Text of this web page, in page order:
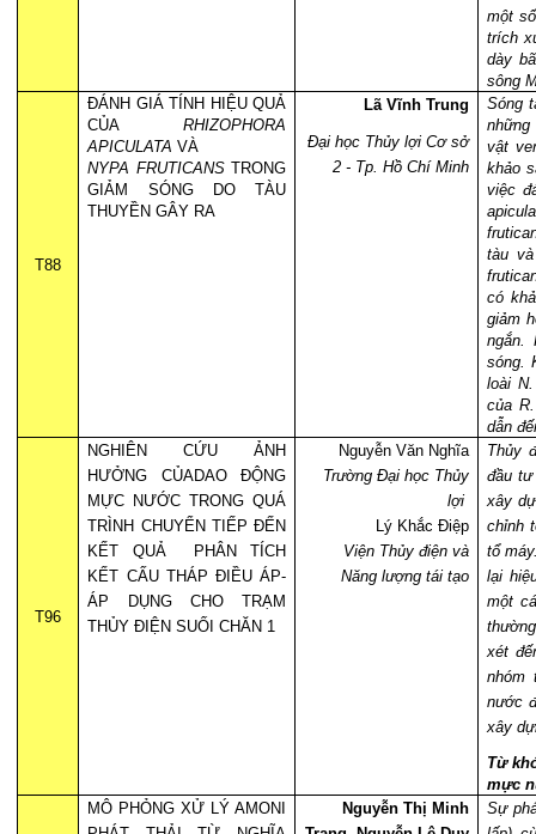
một
trích
dày
sông
T88
ĐÁNH GIÁ TÍNH HIỆU QUẢ
CỦARHIZOPHORA
APICULATAVÀ
NYPA FRUTICANSTRONG
GIẢM SÓNG DO TÀU
THUYỀN GÂY RA
Lã Vĩnh Trung
Đại học Thủy lợi Cơ sở
2 - Tp. Hồ Chí Minh
Sóng
vật
khảo
việc
tàu
có
giảm
ngắn.
sóng.
loài
của
dẫn
T96
NGHIÊN CỨU ẢNH
HƯỞNG CỦADAO ĐỘNG
MỰC NƯỚC TRONG QUÁ
TRÌNH CHUYỂN TIẾP ĐẾN
KẾT QUẢ
PHÂN TÍCH
KẾT CẤU THÁP ĐIỀU ÁP-
ÁP DỤNG CHO TRẠM
THỦY ĐIỆN SUỐI CHĂN 1
Nguyễn Văn Nghĩa
Trường Đại học Thủy
lợi
Lý Khắc Điệp
Viện Thủy điện và
Năng lượng tái tạo
Thủy
đầu
xây
chỉnh
tổ
lại
một
xét
nhóm
nước
xây
Từ
mực
MÔ PHỎNG XỬ LÝ AMONI
Nguyễn Thị Minh
Sự